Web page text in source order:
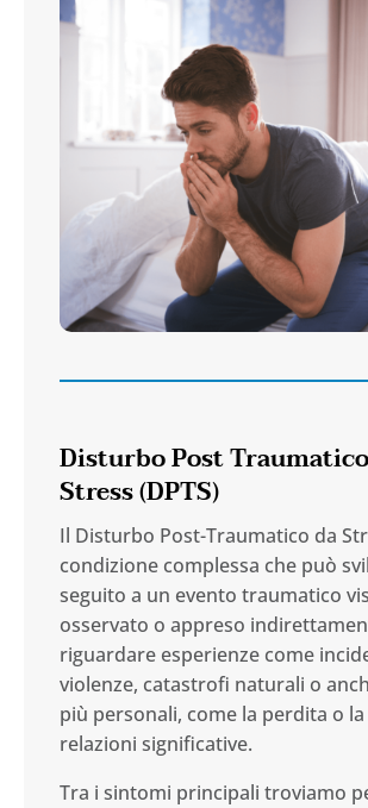
Disturbo Post
Stress (DPTS)
Il Disturbo Post-Traumatico da
condizione complessa che può
seguito a un evento traumatico
osservato o appreso
riguardare esperienze come
violenze, catastrofi naturali o
più personali, come la perdita o
relazioni significative.
Tra i sintomi principali troviamo